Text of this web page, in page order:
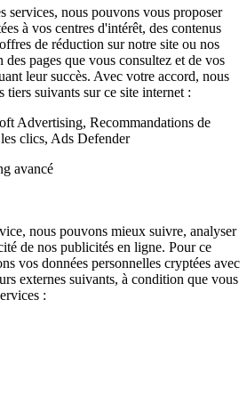
services, nous pouvons vous proposer
à vos centres d'intérêt, des contenus
de réduction sur notre site ou nos
pages que vous consultez et de vos
leur succès. Avec votre accord, nous
tiers suivants sur ce site internet :
Advertising, Recommandations de
clics, Ads Defender
avancé
nous pouvons mieux suivre, analyser
de nos publicités en ligne. Pour ce
vos données personnelles cryptées avec
externes suivants, à condition que vous
: